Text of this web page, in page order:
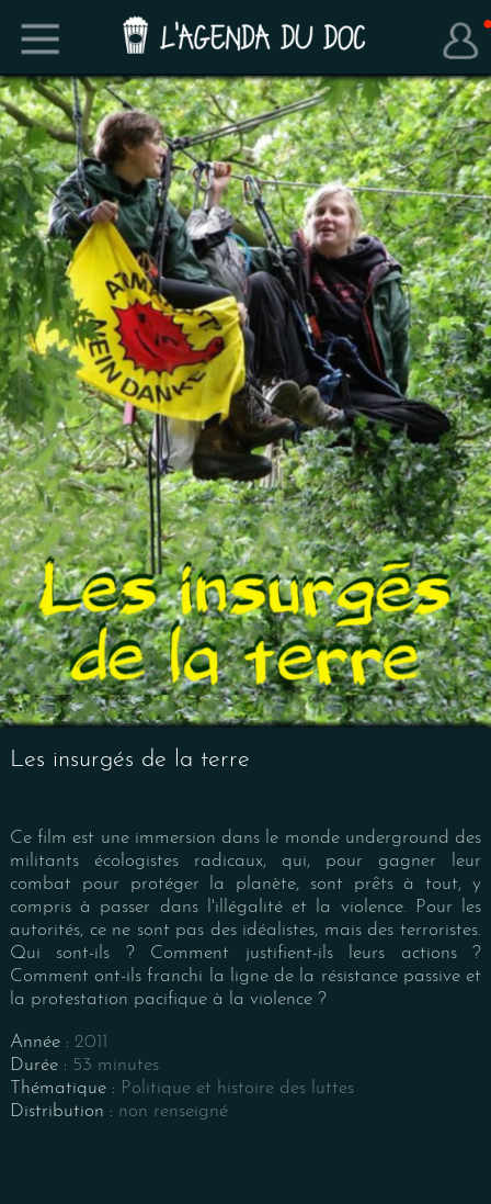
Les insurgés de la terre
Ce film est une immersion dans le monde underground des
militants écologistes radicaux, qui, pour gagner leur
combat pour protéger la planète, sont prêts à tout, y
compris à passer dans l'illégalité et la violence. Pour les
autorités, ce ne sont pas des idéalistes, mais des terroristes.
Qui sont-ils ? Comment justifient-ils leurs actions ?
Comment ont-ils franchi la ligne de la résistance passive et
la protestation pacifique à la violence ?
Année : 2011
Durée : 53 minutes
Thématique : Politique et histoire des luttes
Distribution : non renseigné